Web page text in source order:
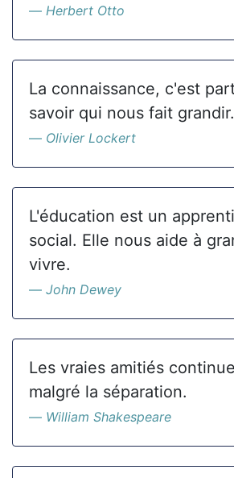
Herbert Otto
La connaissance, c'est
savoir qui nous fait grandir.
Olivier Lockert
L'éducation est un
social. Elle nous aide à
vivre.
John Dewey
Les vraies amitiés
malgré la séparation.
William Shakespeare